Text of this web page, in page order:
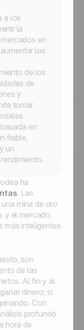
a los
la
en
los
de los
de
y
tomar
en
fiable,
un
ha
. Las
mina de oro
y el mercado.
más inteligentes
son
de las
Al fin y al
dinero; si
Con
profundo
hora de